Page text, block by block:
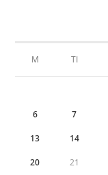
M TI
6 7
13 14
20 21